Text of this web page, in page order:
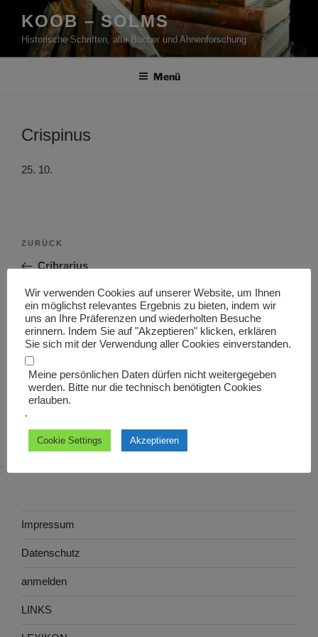
Inhalt
springen
KOOB – SOLMS
Historische Schriften, alte Bücher und Ahnenforschung
Menü
Crispinus
25. 10.
Beitragsnavigation
Vorheriger
Beitrag
ZURÜCK
Cribrarius
Nächster
Beitrag
WEITER
crucifer
Impressum
Datenschutz
anmelden
LINKS
Wir verwenden Cookies auf unserer Website, um Ihnen
ein möglichst relevantes Ergebnis zu bieten, indem wir
uns an Ihre Präferenzen und wiederholten Besuche
erinnern. Indem Sie auf "Akzeptieren" klicken, erklären
Sie sich mit der Verwendung aller Cookies einverstanden.
Meine persönlichen Daten dürfen nicht weitergegeben
werden. Bitte nur die technisch benötigten Cookies
erlauben.
.
Cookie Settings Akzeptieren